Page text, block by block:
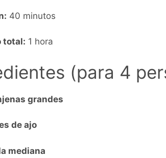
40 minutos
total: 1 hora
(para 4
grandes
de ajo
mediana